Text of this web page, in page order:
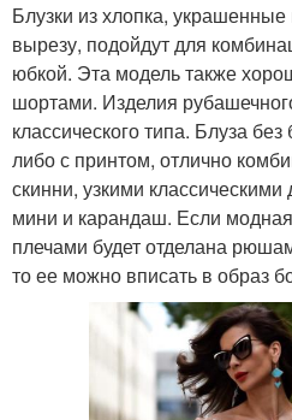
Блузки из хлопка,
вырезу, подойдут для
юбкой. Эта модель также
шортами. Изделия
классического типа. Блуза
либо с принтом, отлично
скинни, узкими
мини и карандаш. Если
плечами будет отделана
то ее можно вписать в образ